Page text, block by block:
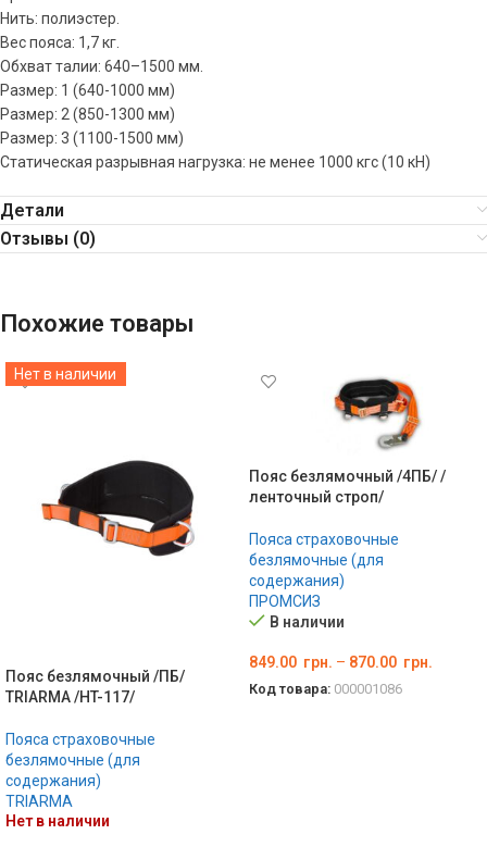
Нить: полиэстер.
Вес пояса: 1,7 кг.
Обхват талии: 640–1500 мм.
Размер: 1 (640-1000 мм)
Размер: 2 (850-1300 мм)
Размер: 3 (1100-1500 мм)
Статическая разрывная нагрузка: не менее 1000 кгс (10 кН)
Детали
Отзывы (0)
Похожие товары
Нет в наличии
Пояс безлямочный /ПБ/
TRIARMA /HT-117/
Пояса страховочные
безлямочные (для
содержания)
TRIARMA
Нет в наличии
Пояс безлямочный /4ПБ/ /
ленточный строп/
Пояса страховочные
безлямочные (для
содержания)
ПРОМСИЗ
В наличии
849.00 грн. – 870.00 грн.
Код товара: 000001086